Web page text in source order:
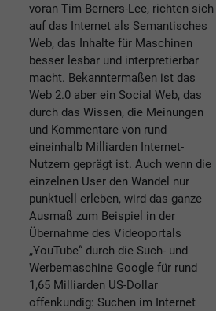
voran Tim Berners-Lee, richten sich
auf das Internet als Semantisches
Web, das Inhalte für Maschinen
besser lesbar und interpretierbar
macht. Bekanntermaßen ist das
Web 2.0 aber ein Social Web, das
durch das Wissen, die Meinungen
und Kommentare von rund
eineinhalb Milliarden Internet-
Nutzern geprägt ist. Auch wenn die
einzelnen User den Wandel nur
punktuell erleben, wird das ganze
Ausmaß zum Beispiel in der
Übernahme des Videoportals
„YouTube“ durch die Such- und
Werbemaschine Google für rund
1,65 Milliarden US-Dollar
offenkundig: Suchen im Internet